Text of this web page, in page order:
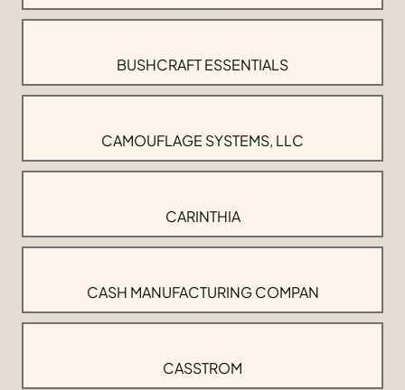
BUSHCRAFT ESSENTIALS
CAMOUFLAGE SYSTEMS, LLC
CARINTHIA
CASH MANUFACTURING COMPAN
CASSTROM